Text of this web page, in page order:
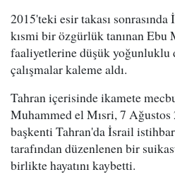
2015'teki esir takası
kısmi bir özgürlük tanınan Ebu
faaliyetlerine düşük yoğunluklu
çalışmalar kaleme aldı.
Tahran içerisinde ikamete
Muhammed el Mısri, 7
başkenti Tahran'da İsrail
tarafından düzenlenen bir
birlikte hayatını kaybetti.